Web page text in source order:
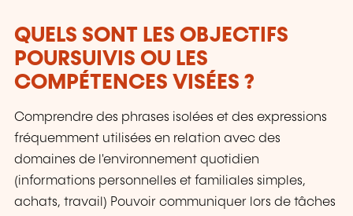
QUELS SONT LES OBJECTIFS
POURSUIVIS OU LES
COMPÉTENCES VISÉES ?
Comprendre des phrases isolées et des expressions
fréquemment utilisées en relation avec des
domaines de l'environnement quotidien
(informations personnelles et familiales simples,
achats, travail) Pouvoir communiquer lors de tâches